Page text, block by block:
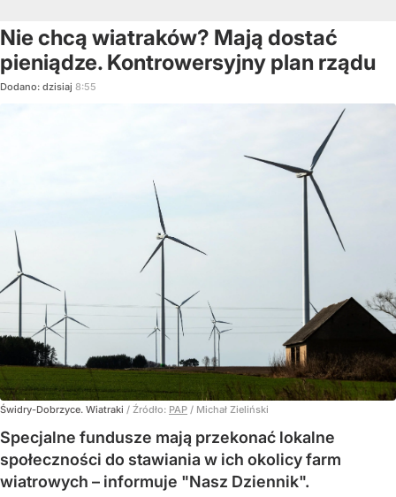
Nie chcą wiatraków? Mają dostać
pieniądze. Kontrowersyjny plan rządu
Dodano: dzisiaj 8:55
Świdry-Dobrzyce. Wiatraki / Źródło: PAP / Michał Zieliński
Specjalne fundusze mają przekonać lokalne
społeczności do stawiania w ich okolicy farm
wiatrowych – informuje "Nasz Dziennik".